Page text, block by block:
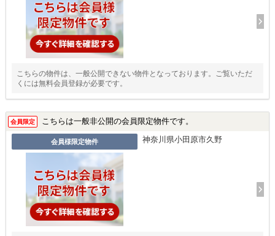
こちらの物件は、一般公開できない物件となっております。ご覧いただ
くには無料会員登録が必要です。
会員限定 こちらは一般非公開の会員限定物件です。
会員様限定物件 神奈川県小田原市久野